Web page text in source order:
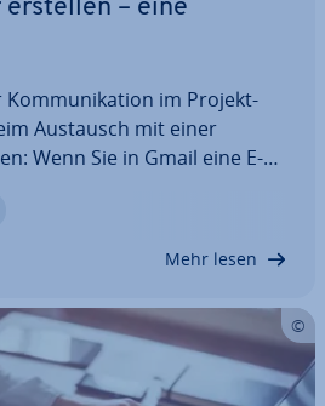
– eine
Kom­mu­ni­ka­ti­on im Projekt-
Austausch mit einer
Wenn Sie in Gmail eine E-
ganz einfach eine Gmail-
Mehr lesen